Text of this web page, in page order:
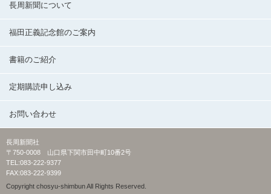
長周新聞について
福田正義記念館のご案内
書籍のご紹介
定期購読申し込み
お問い合わせ
長周新聞社
〒750-0008 山口県下関市田中町10番2号
TEL:083-222-9377
FAX:083-222-9399
Copyright chosyu-shimbun All Rights Reserved.